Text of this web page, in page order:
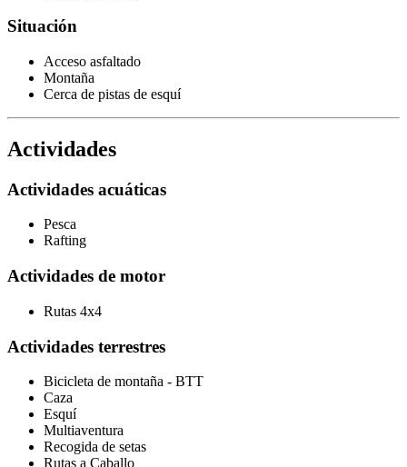
Situación
Acceso asfaltado
Montaña
Cerca de pistas de esquí
Actividades
Actividades acuáticas
Pesca
Rafting
Actividades de motor
Rutas 4x4
Actividades terrestres
Bicicleta de montaña - BTT
Caza
Esquí
Multiaventura
Recogida de setas
Rutas a Caballo